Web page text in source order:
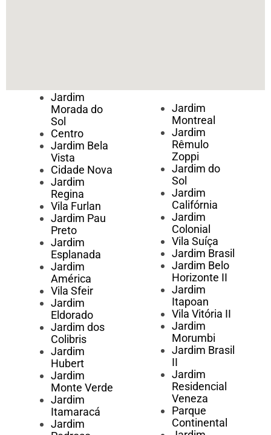
Jardim
Morada do
Sol
Centro
Jardim Bela
Vista
Cidade Nova
Jardim
Regina
Vila Furlan
Jardim Pau
Preto
Jardim
Esplanada
Jardim
América
Vila Sfeir
Jardim
Eldorado
Jardim dos
Colibris
Jardim
Hubert
Jardim
Monte Verde
Jardim
Itamaracá
Jardim
Jardim
Montreal
Jardim
Rêmulo
Zoppi
Jardim do
Sol
Jardim
Califórnia
Jardim
Colonial
Vila Suíça
Jardim Brasil
Jardim Belo
Horizonte II
Jardim
Itapoan
Vila Vitória II
Jardim
Morumbi
Jardim Brasil
II
Jardim
Residencial
Veneza
Parque
Continental